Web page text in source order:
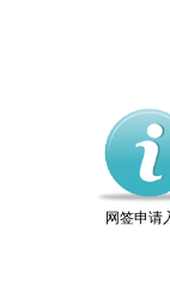
网签申请